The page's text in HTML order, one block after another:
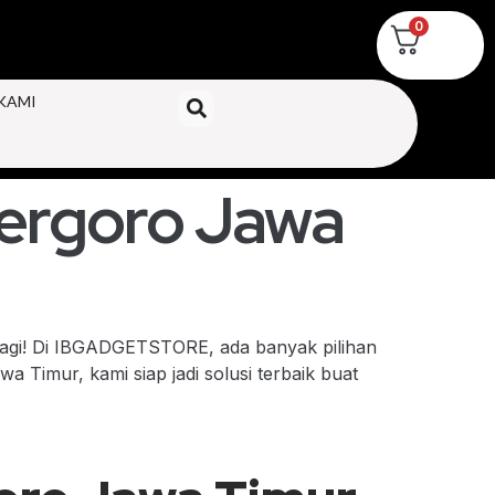
0
Jawa
Di IBGADGETSTORE, ada banyak pilihan
Timur, kami siap jadi solusi terbaik buat